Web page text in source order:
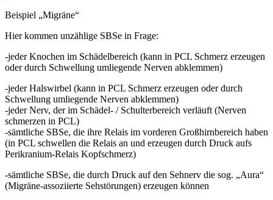
Beispiel „Migräne“
Hier kommen unzählige SBSe in Frage:
-jeder Knochen im Schädelbereich (kann in PCL Schmerz erzeugen
oder durch Schwellung umliegende Nerven abklemmen)
-jeder Halswirbel (kann in PCL Schmerz erzeugen oder durch
Schwellung umliegende Nerven abklemmen)
-jeder Nerv, der im Schädel- / Schulterbereich verläuft (Nerven
schmerzen in PCL)
-sämtliche SBSe, die ihre Relais im vorderen Großhirnbereich haben
(in PCL schwellen die Relais an und erzeugen durch Druck aufs
Perikranium-Relais Kopfschmerz)
-sämtliche SBSe, die durch Druck auf den Sehnerv die sog. „Aura“
(Migräne-assoziierte Sehstörungen) erzeugen können